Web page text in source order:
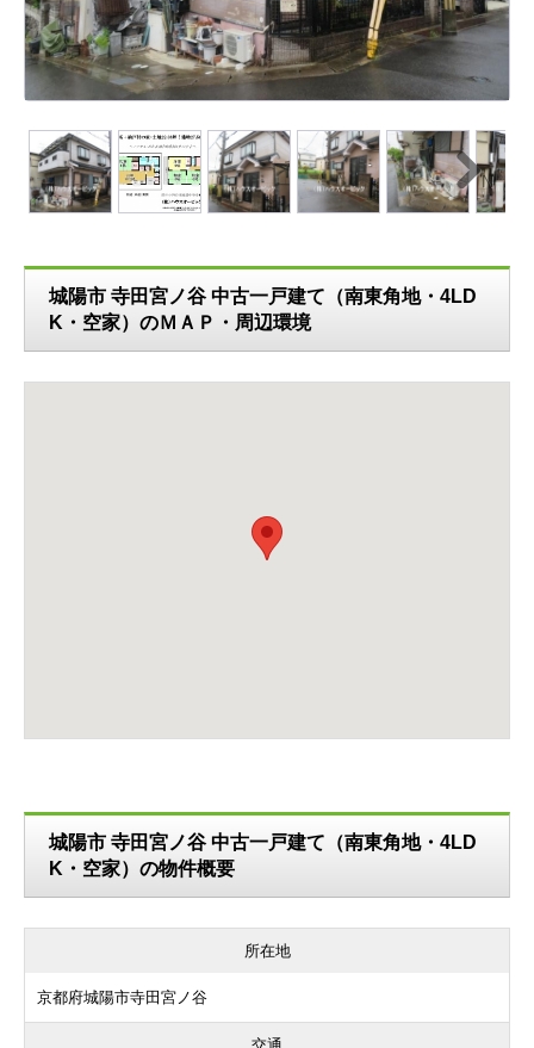
N
ext
城陽市 寺田宮ノ谷 中古一戸建て（南東角地・4LD
K・空家）のＭＡＰ・周辺環境
城陽市 寺田宮ノ谷 中古一戸建て（南東角地・4LD
K・空家）の物件概要
所在地
京都府城陽市寺田宮ノ谷
交通